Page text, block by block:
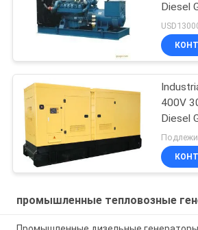
Diesel
TAG1A
400V
Diesel
промышленные тепловозные